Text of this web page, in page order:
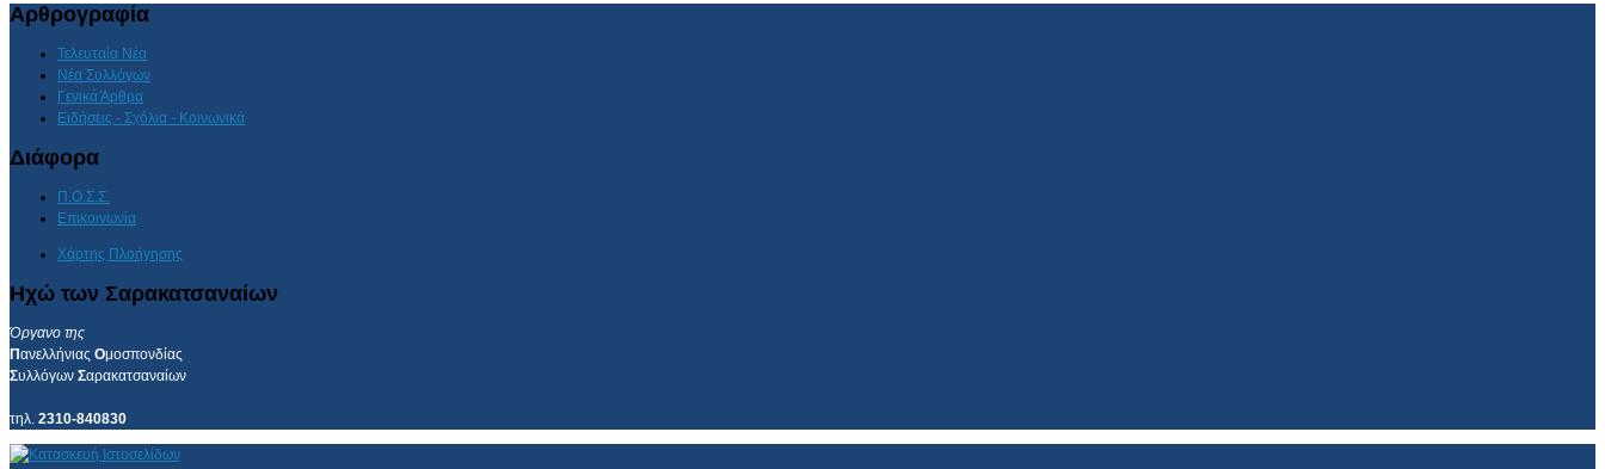
Αρθρογραφία
Τελευταία Νέα
Νέα Συλλόγων
Γενικά Άρθρα
Ειδήσεις - Σχόλια - Κοινωνικά
Διάφορα
Π.Ο.Σ.Σ.
Επικοινωνία
Χάρτης Πλοήγησης
Ηχώ των Σαρακατσαναίων
Όργανο της
Πανελλήνιας Ομοσπονδίας
Συλλόγων Σαρακατσαναίων
τηλ. 2310-840830